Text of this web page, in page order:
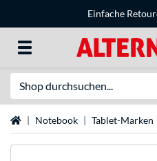
Einfache
StartseiteNotebook Tablet-Marken